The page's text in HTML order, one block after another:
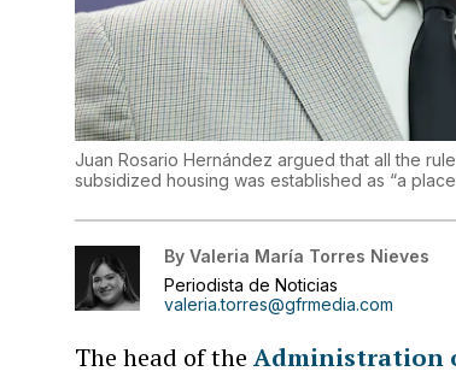
Juan Rosario Hernández argued that all the
subsidized housing was established as “a
By Valeria María Torres Nieves
Periodista de Noticias
valeria.torres@gfrmedia.com
The head of theAdministration